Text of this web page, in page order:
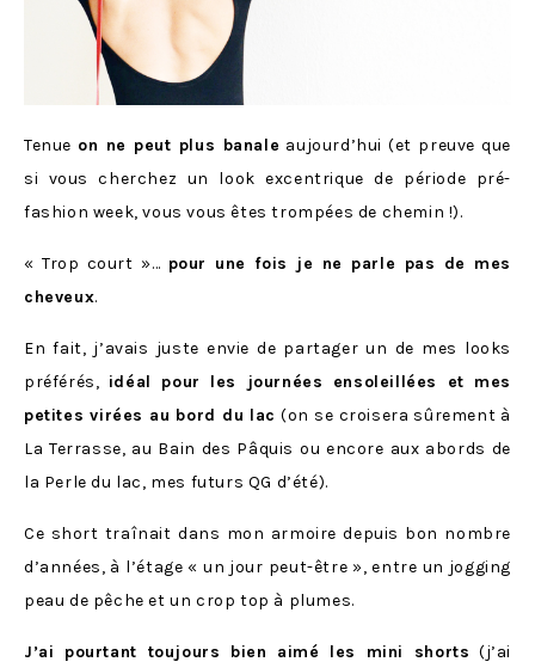
Tenue on ne peut plus banale aujourd’hui (et preuve que
si vous cherchez un look excentrique de période pré-
fashion week, vous vous êtes trompées de chemin !).
« Trop court »… pour une fois je ne parle pas de mes
cheveux.
En fait, j’avais juste envie de partager un de mes looks
préférés, idéal pour les journées ensoleillées et mes
petites virées au bord du lac (on se croisera sûrement à
La Terrasse, au Bain des Pâquis ou encore aux abords de
la Perle du lac, mes futurs QG d’été).
Ce short traînait dans mon armoire depuis bon nombre
d’années, à l’étage « un jour peut-être », entre un jogging
peau de pêche et un crop top à plumes.
J’ai pourtant toujours bien aimé les mini shorts (j’ai